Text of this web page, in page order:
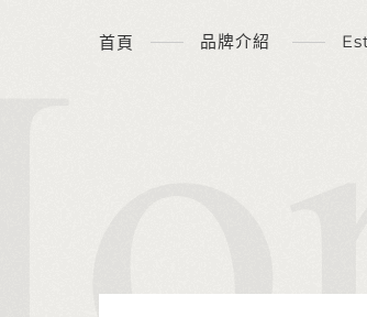
首頁 品牌介紹